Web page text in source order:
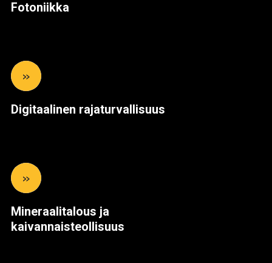
Fotoniikka
»
Digitaalinen rajaturvallisuus
»
Mineraalitalous ja
kaivannaisteollisuus